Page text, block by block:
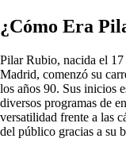
¿Cómo Era
Pilar Rubio, nacida el
Madrid, comenzó su
los años 90. Sus inicios
diversos programas de
versatilidad frente a las
del público gracias a su